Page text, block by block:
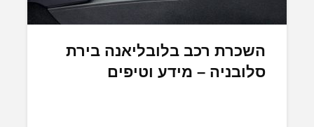
השכרת רכב בלובליאנה בירת
סלובניה – מידע וטיפים